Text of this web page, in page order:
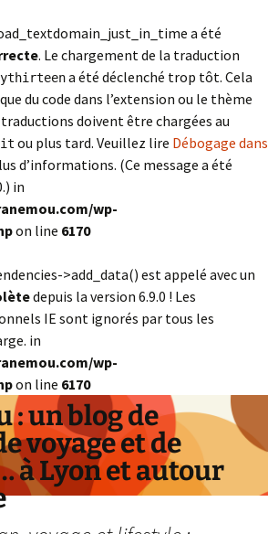
a été
. Le chargement de la traduction
a été déclenché trop tôt. Cela
du code dans l’extension ou le thème
doivent être chargées au
ou plus tard. Veuillez lire Débogage dans
d’informations. (Ce message a été
in
wp-
on line 6170
>add_data() est appelé avec un
depuis la version 6.9.0 ! Les
IE sont ignorés par tous les
in
wp-
on line 6170
: un blog de
voyage et de
à Lyon et autour